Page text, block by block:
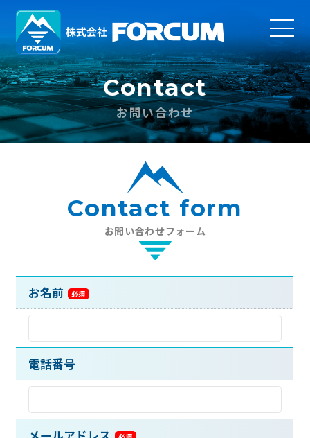
Contact
お問い合わせ
Contact form
お問い合わせフォーム
お名前
電話番号